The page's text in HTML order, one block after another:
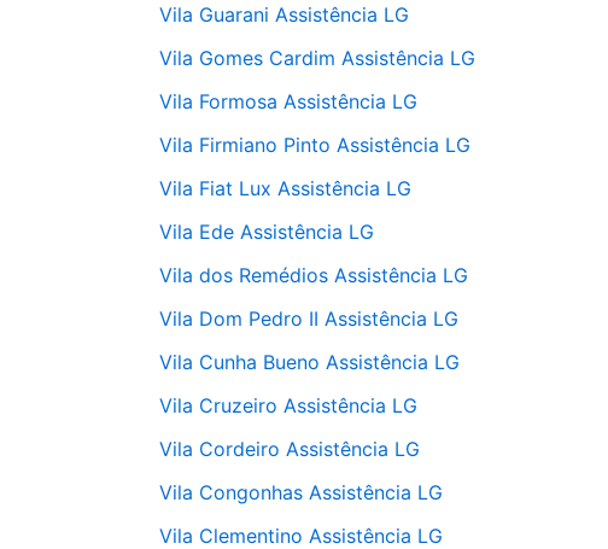
Vila Guarani Assistência LG
Vila Gomes Cardim Assistência LG
Vila Formosa Assistência LG
Vila Firmiano Pinto Assistência LG
Vila Fiat Lux Assistência LG
Vila Ede Assistência LG
Vila dos Remédios Assistência LG
Vila Dom Pedro II Assistência LG
Vila Cunha Bueno Assistência LG
Vila Cruzeiro Assistência LG
Vila Cordeiro Assistência LG
Vila Congonhas Assistência LG
Vila Clementino Assistência LG